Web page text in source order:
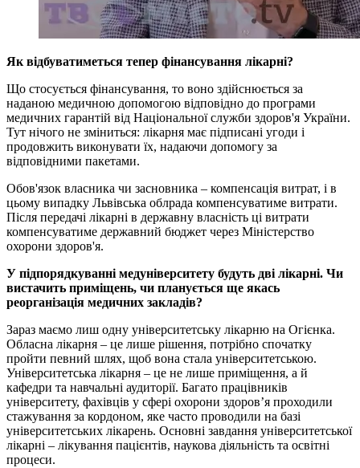
Як відбуватиметься тепер фінансування лікарні?
Що стосується фінансування, то воно здійснюється за
наданою медичною допомогою відповідно до програми
медичних гарантій від Національної служби здоров'я України.
Тут нічого не зміниться: лікарня має підписані угоди і
продовжить виконувати їх, надаючи допомогу за
відповідними пакетами.
Обов'язок власника чи засновника – компенсація витрат, і в
цьому випадку Львівська облрада компенсуватиме витрати.
Після передачі лікарні в державну власність ці витрати
компенсуватиме державний бюджет через Міністерство
охорони здоров'я.
У підпорядкуванні медуніверситету будуть дві лікарні. Чи
вистачить приміщень, чи планується ще якась
реорганізація медичних закладів?
Зараз маємо лиш одну університетську лікарню на Огієнка.
Обласна лікарня – це лише рішення, потрібно спочатку
пройти певний шлях, щоб вона стала університетською.
Університетська лікарня – це не лише приміщення, а й
кафедри та навчальні аудиторії. Багато працівників
університету, фахівців у сфері охорони здоров’я проходили
стажування за кордоном, яке часто проводили на базі
університетських лікарень. Основні завдання університетської
лікарні – лікування пацієнтів, наукова діяльність та освітні
процеси.